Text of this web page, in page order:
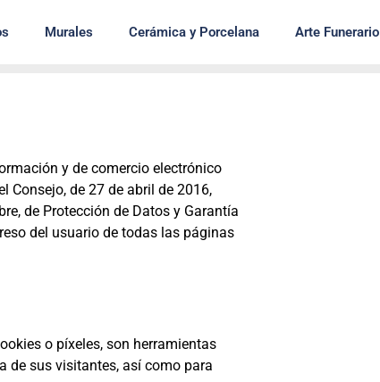
Murales Cerámica y Porcelana Arte Funerario
y de comercio electrónico
Consejo, de 27 de abril de 2016,
de Protección de Datos y Garantía
del usuario de todas las páginas
o píxeles, son herramientas
de sus visitantes, así como para